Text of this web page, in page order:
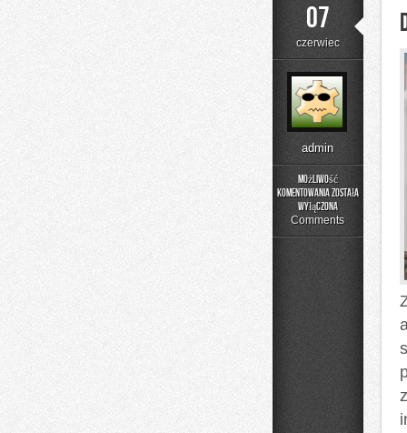
07
czerwiec
admin
Możliwość
komentowania
Domowe
została
wyłączona
Comments